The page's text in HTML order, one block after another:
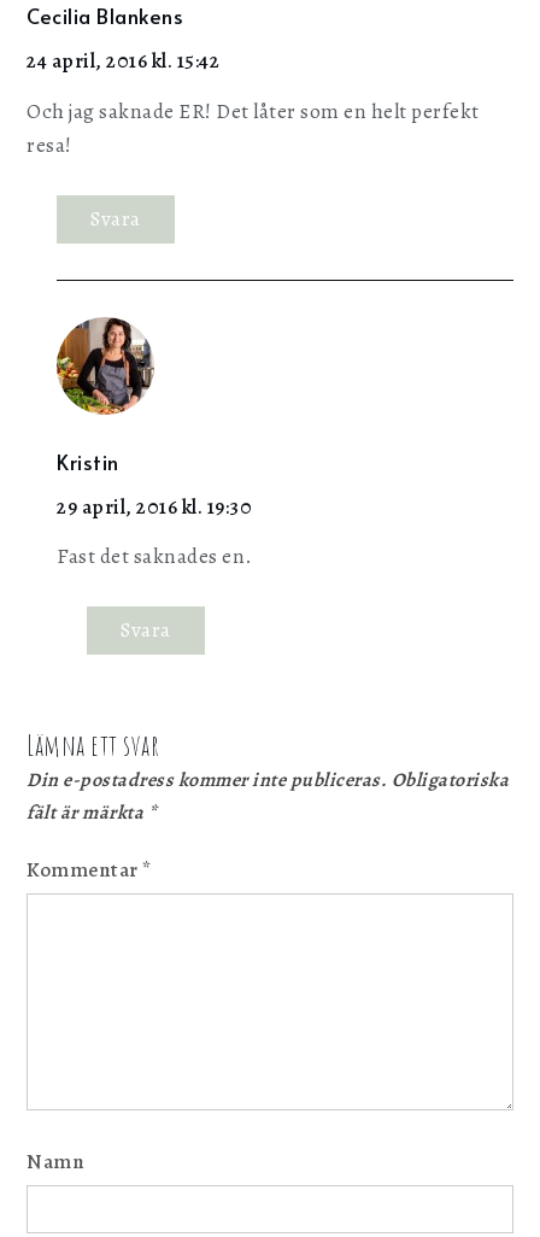
Cecilia Blankens
24 april, 2016 kl. 15:42
Och jag saknade ER! Det låter som en helt perfekt
resa!
Svara
Kristin
29 april, 2016 kl. 19:30
Fast det saknades en.
Svara
Lämna ett svar
Din e-postadress kommer inte publiceras. Obligatoriska
fält är märkta *
Kommentar*
Namn